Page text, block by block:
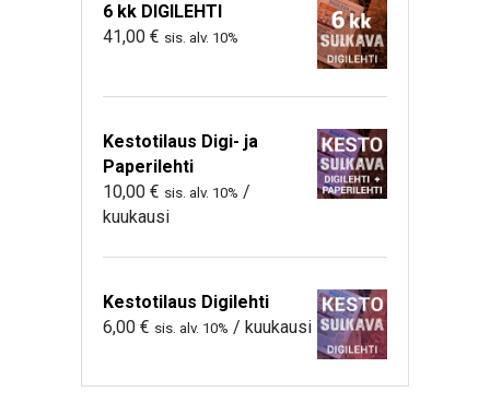
6 kk DIGILEHTI
41,00 € sis. alv. 10%
Kestotilaus Digi- ja
Paperilehti
10,00 € sis. alv. 10% /
kuukausi
Kestotilaus Digilehti
6,00 € sis. alv. 10% / kuukausi